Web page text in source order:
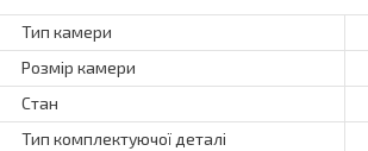
Тип камери
Розмір камери
Стан
Тип комплектуючої деталі